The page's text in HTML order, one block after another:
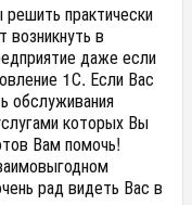
практически
в
даже если
1С. Если Вас
обслуживания
которых Вы
Вам помочь!
рад видеть Вас в